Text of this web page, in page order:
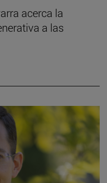
acerca la
a las